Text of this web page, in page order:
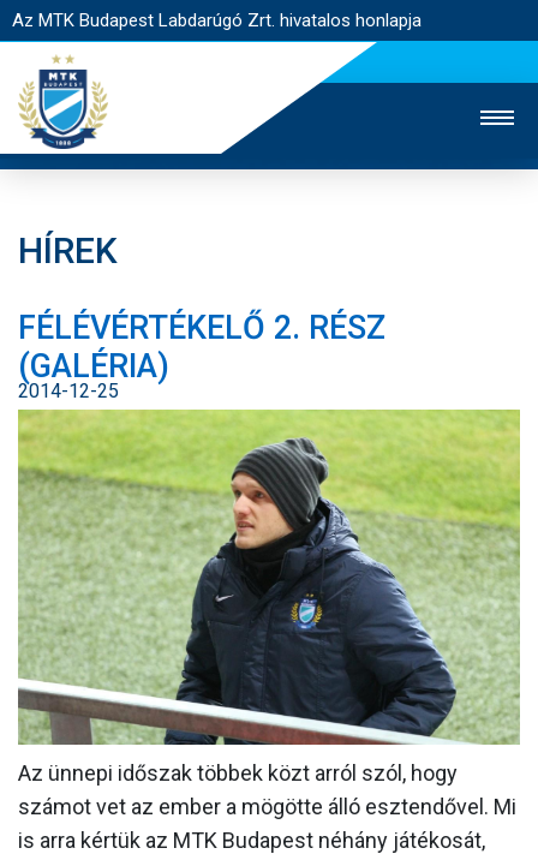
Az MTK Budapest Labdarúgó Zrt. hivatalos honlapja
JEGYÉRTÉKESÍTÉS
WEBSHOP
STADION
EGYESÜLET
NYITÓLAP
HÍREK
CSAPATOK
MÉRKŐZÉSEK
KLUB
GALÉRIA
SZURKOLÓI ÉLMÉNYEK
AKKREDITÁCIÓ
HÍREK
FÉLÉVÉRTÉKELŐ 2. RÉSZ
(GALÉRIA)
2014-12-25
Az ünnepi időszak többek közt arról szól, hogy
számot vet az ember a mögötte álló esztendővel. Mi
is arra kértük az MTK Budapest néhány játékosát,